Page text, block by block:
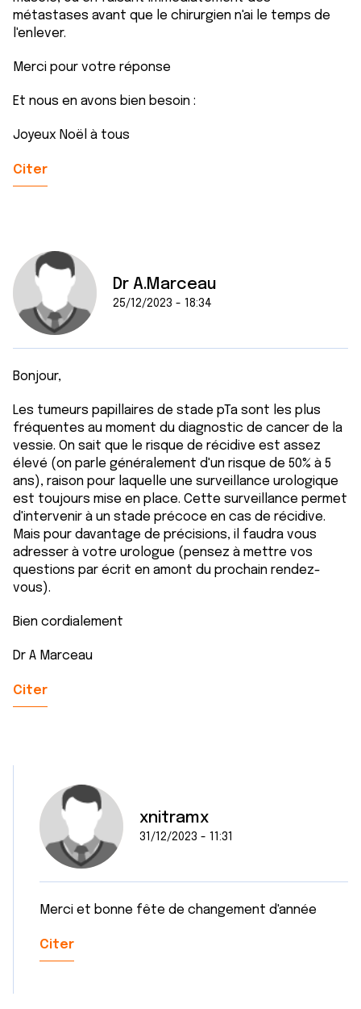
métastases avant que le chirurgien n'ai le temps de
l'enlever.
Merci pour votre réponse
Et nous en avons bien besoin :
Joyeux Noël à tous
Citer
Dr A.Marceau
25/12/2023 - 18:34
Bonjour,
Les tumeurs papillaires de stade pTa sont les plus
fréquentes au moment du diagnostic de cancer de la
vessie. On sait que le risque de récidive est assez
élevé (on parle généralement d'un risque de 50% à 5
ans), raison pour laquelle une surveillance urologique
est toujours mise en place. Cette surveillance permet
d'intervenir à un stade précoce en cas de récidive.
Mais pour davantage de précisions, il faudra vous
adresser à votre urologue (pensez à mettre vos
questions par écrit en amont du prochain rendez-
vous).
Bien cordialement
Dr A Marceau
Citer
xnitramx
31/12/2023 - 11:31
Merci et bonne fête de changement d'année
Citer